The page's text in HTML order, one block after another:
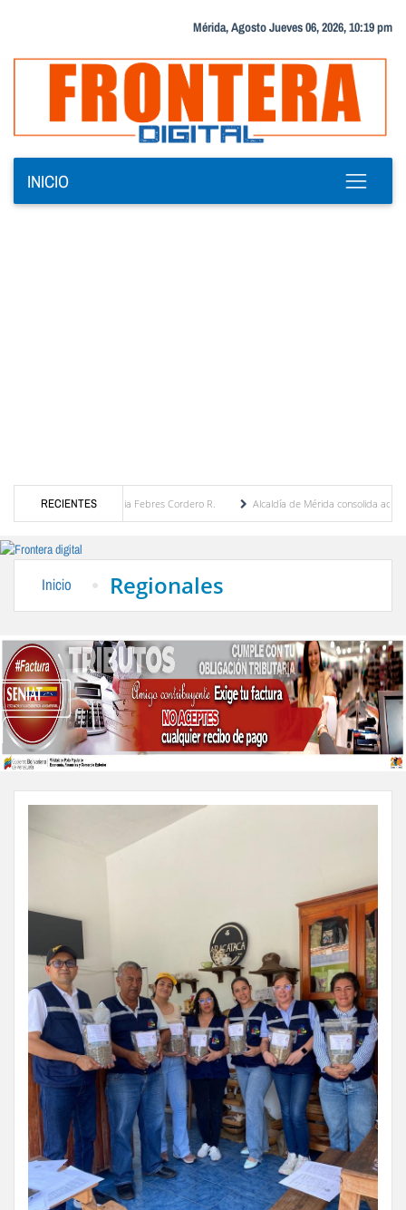
Mérida, Agosto Jueves 06, 2026, 10:19 pm
INICIO
RECIENTES
por María Eugenia Febres Cordero R.
Alcaldía de Mérida consolida acuerdos
Inicio Regionales